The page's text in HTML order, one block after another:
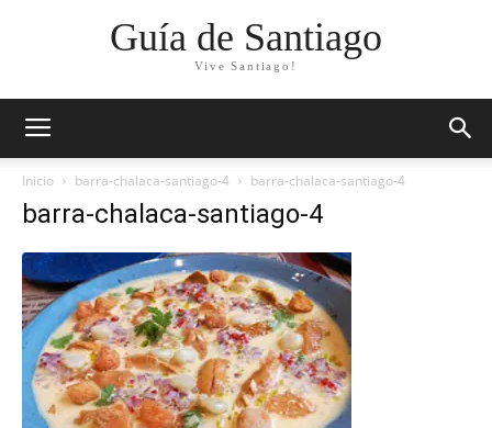
Guía de Santiago
Vive Santiago!
Inicio barra-chalaca-santiago-4 barra-chalaca-santiago-4
barra-chalaca-santiago-4